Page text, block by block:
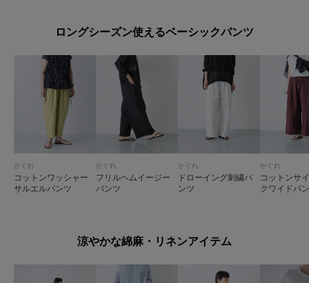
ロングシーズン使えるベーシックパンツ
かぐれ
コットンワッシャー
サルエルパンツ
かぐれ
フリルヘムイージー
パンツ
かぐれ
ドローイング刺繍パ
ンツ
かぐれ
コットンサ
クワイドパ
涼やかな綿麻・リネンアイテム